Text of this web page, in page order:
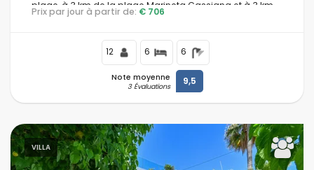
plage, à 3 km de la plage Marineta Cassiana et à 3 km
du centre-ville de Denia.
Prix par jour à partir de: € 706
12 6 6
Note moyenne
3 Évaluations 9,5
VILLA